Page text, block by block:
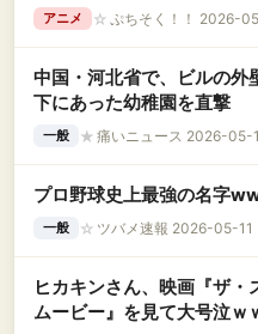
アニメ ☆ ぷちそく！！ 2026-
中国・河北省で、ビルの外
下にあった幼稚園を直撃
一般 ★ 痛いニュース 2026-05-
プロ野球史上最強の名字
一般 ☆ ツバメ速報 2026-05-11
ヒカキンさん、映画『ザ・
ムービー』を見て大号泣ｗ